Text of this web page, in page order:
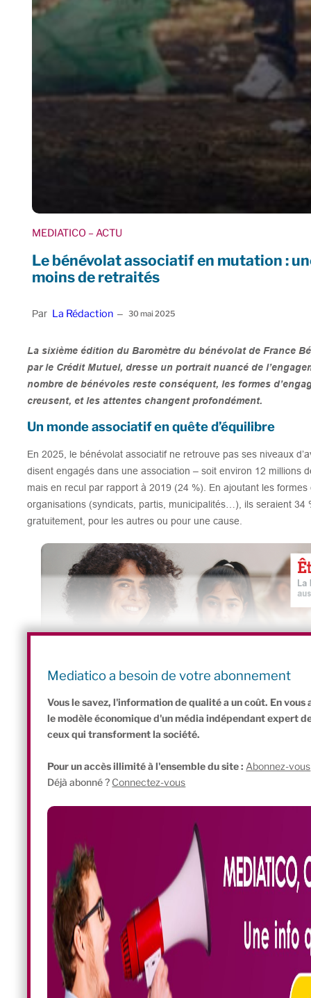
MEDIATICO – ACTU
Le bénévolat associatif en mutation :
moins de retraités
Par La Rédaction – 30 mai 2025
La sixième édition du Baromètre du bénévolat de France
par le Crédit Mutuel, dresse un portrait nuancé de
nombre de bénévoles reste conséquent, les formes
creusent, et les attentes changent profondément.
Un monde associatif en quête d’équilibre
En 2025, le bénévolat associatif ne retrouve pas ses niveaux
disent engagés dans une association – soit environ 12 millions
mais en recul par rapport à 2019 (24 %). En ajoutant les
organisations (syndicats, partis, municipalités…), ils seraient 34
gratuitement, pour les autres ou pour une cause.
Mediatico a besoin de votre abonnement
Vous le savez, l'information de qualité a un coût. En
le modèle économique d'un média indépendant expert
ceux qui transforment la société.
Pour un accès illimité à l'ensemble du site : Abonnez-vous
Déjà abonné ? Connectez-vous